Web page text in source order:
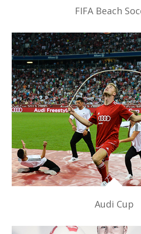
FIFA Beach
Audi Cup